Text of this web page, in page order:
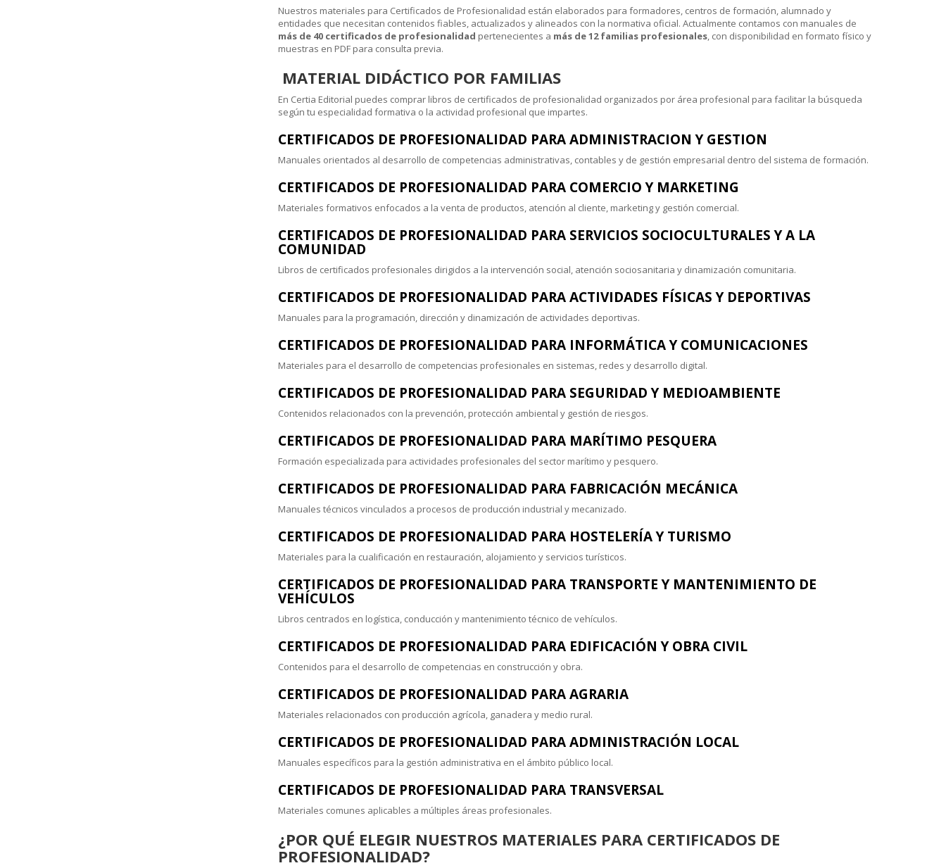
Nuestros materiales para Certificados de Profesionalidad están elaborados para formadores, centros de formación, alumnado y
entidades que necesitan contenidos fiables, actualizados y alineados con la normativa oficial. Actualmente contamos con manuales de
más de 40 certificados de profesionalidad pertenecientes a más de 12 familias profesionales, con disponibilidad en formato físico y
muestras en PDF para consulta previa.
MATERIAL DIDÁCTICO POR FAMILIAS
En Certia Editorial puedes comprar libros de certificados de profesionalidad organizados por área profesional para facilitar la búsqueda
según tu especialidad formativa o la actividad profesional que impartes.
CERTIFICADOS DE PROFESIONALIDAD PARA ADMINISTRACION Y GESTION
Manuales orientados al desarrollo de competencias administrativas, contables y de gestión empresarial dentro del sistema de formación.
CERTIFICADOS DE PROFESIONALIDAD PARA COMERCIO Y MARKETING
Materiales formativos enfocados a la venta de productos, atención al cliente, marketing y gestión comercial.
CERTIFICADOS DE PROFESIONALIDAD PARA SERVICIOS SOCIOCULTURALES Y A LA
COMUNIDAD
Libros de certificados profesionales dirigidos a la intervención social, atención sociosanitaria y dinamización comunitaria.
CERTIFICADOS DE PROFESIONALIDAD PARA ACTIVIDADES FÍSICAS Y DEPORTIVAS
Manuales para la programación, dirección y dinamización de actividades deportivas.
CERTIFICADOS DE PROFESIONALIDAD PARA INFORMÁTICA Y COMUNICACIONES
Materiales para el desarrollo de competencias profesionales en sistemas, redes y desarrollo digital.
CERTIFICADOS DE PROFESIONALIDAD PARA SEGURIDAD Y MEDIOAMBIENTE
Contenidos relacionados con la prevención, protección ambiental y gestión de riesgos.
CERTIFICADOS DE PROFESIONALIDAD PARA MARÍTIMO PESQUERA
Formación especializada para actividades profesionales del sector marítimo y pesquero.
CERTIFICADOS DE PROFESIONALIDAD PARA FABRICACIÓN MECÁNICA
Manuales técnicos vinculados a procesos de producción industrial y mecanizado.
CERTIFICADOS DE PROFESIONALIDAD PARA HOSTELERÍA Y TURISMO
Materiales para la cualificación en restauración, alojamiento y servicios turísticos.
CERTIFICADOS DE PROFESIONALIDAD PARA TRANSPORTE Y MANTENIMIENTO DE
VEHÍCULOS
Libros centrados en logística, conducción y mantenimiento técnico de vehículos.
CERTIFICADOS DE PROFESIONALIDAD PARA EDIFICACIÓN Y OBRA CIVIL
Contenidos para el desarrollo de competencias en construcción y obra.
CERTIFICADOS DE PROFESIONALIDAD PARA AGRARIA
Materiales relacionados con producción agrícola, ganadera y medio rural.
CERTIFICADOS DE PROFESIONALIDAD PARA ADMINISTRACIÓN LOCAL
Manuales específicos para la gestión administrativa en el ámbito público local.
CERTIFICADOS DE PROFESIONALIDAD PARA TRANSVERSAL
Materiales comunes aplicables a múltiples áreas profesionales.
¿POR QUÉ ELEGIR NUESTROS MATERIALES PARA CERTIFICADOS DE
PROFESIONALIDAD?